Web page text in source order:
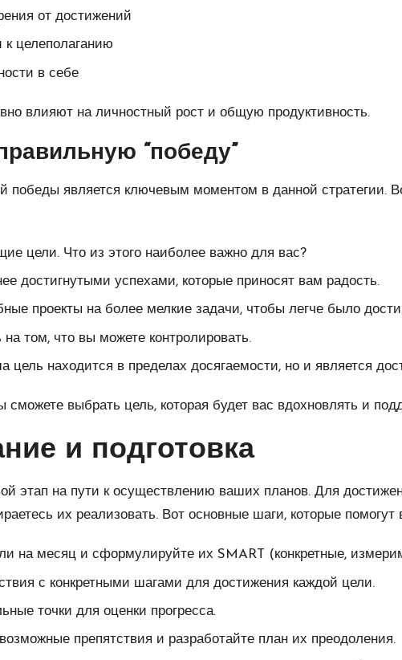
от достижений
целеполаганию
в себе
влияют на личностный рост и общую продуктивность.
“победу”
победы является ключевым моментом в данной стратегии.
цели. Что из этого наиболее важно для вас?
достигнутыми успехами, которые приносят вам радость.
проекты на более мелкие задачи, чтобы легче было
на том, что вы можете контролировать.
цель находится в пределах досягаемости, но и является
выбрать цель, которая будет вас вдохновлять и
и подготовка
этап на пути к осуществлению ваших планов. Для
их реализовать. Вот основные шаги, которые
на месяц и сформулируйте их SMART (конкретные,
с конкретными шагами для достижения каждой цели.
точки для оценки прогресса.
препятствия и разработайте план их преодоления.